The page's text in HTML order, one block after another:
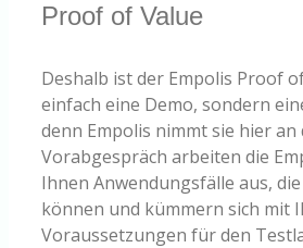
Proof of Value
Deshalb ist der Empolis Proof
einfach eine Demo, sondern
denn Empolis nimmt sie hier an
Vorabgespräch arbeiten die
Ihnen Anwendungsfälle aus,
können und kümmern sich mit
Voraussetzungen für den